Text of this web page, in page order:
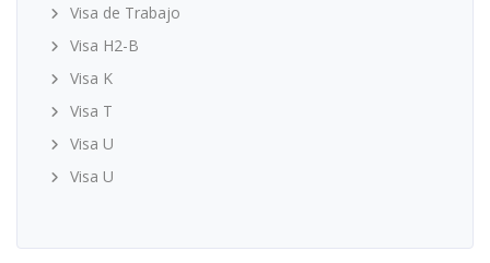
Visa de Trabajo
Visa H2-B
Visa K
Visa T
Visa U
Visa U